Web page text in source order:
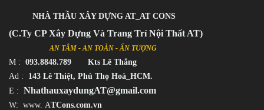
NHÀ THẦU XÂY DỰNG AT_AT CONS
(C.Ty CP Xây Dựng Và Trang Trí Nội Thất AT)
AN TÂM - AN TOÀN - ẤN TƯỢNG
M : 093.8848.789 Kts Lê Thắng
Ad : 143 Lê Thiệt, Phú Thọ Hoà_HCM.
E : NhathauxaydungAT@gmail.com
W: www. ATCons.com.vn